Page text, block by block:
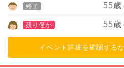
終了 55歳
残り僅か 55歳
イベント詳細を確認する